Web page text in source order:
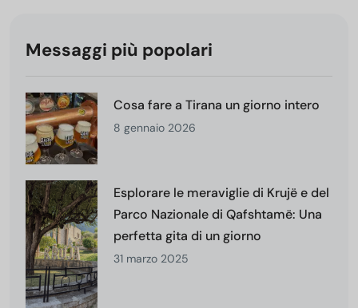
Messaggi più popolari
Cosa fare a Tirana un giorno intero
8 gennaio 2026
Esplorare le meraviglie di Krujë e del
Parco Nazionale di Qafshtamë: Una
perfetta gita di un giorno
31 marzo 2025